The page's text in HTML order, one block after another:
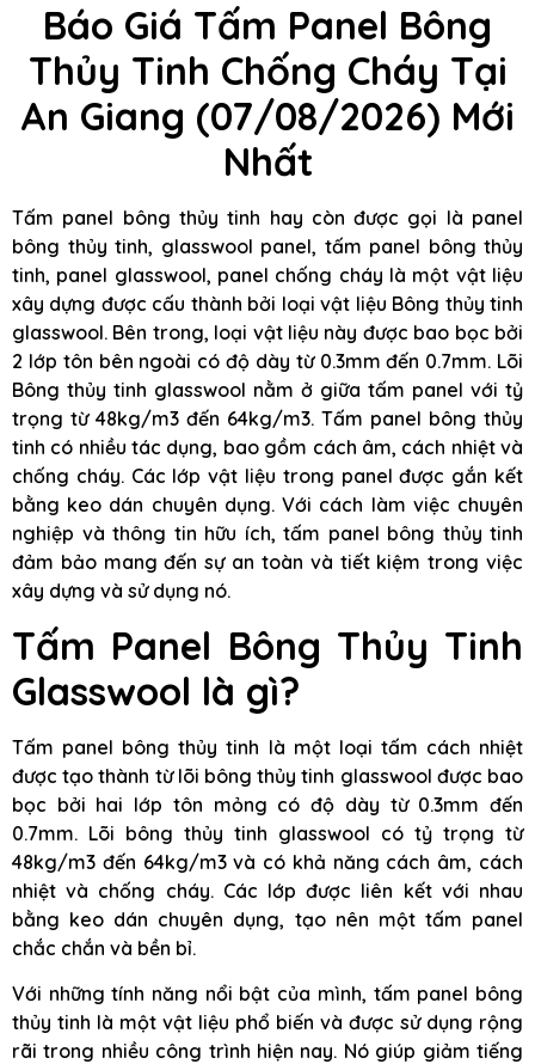
Báo Giá Tấm Panel Bông
Thủy Tinh Chống Cháy Tại
An Giang (07/08/2026) Mới
Nhất
Tấm panel bông thủy tinh hay còn được gọi là panel
bông thủy tinh, glasswool panel, tấm panel bông thủy
tinh, panel glasswool, panel chống cháy là một vật liệu
xây dựng được cấu thành bởi loại vật liệu Bông thủy tinh
glasswool. Bên trong, loại vật liệu này được bao bọc bởi
2 lớp tôn bên ngoài có độ dày từ 0.3mm đến 0.7mm. Lõi
Bông thủy tinh glasswool nằm ở giữa tấm panel với tỷ
trọng từ 48kg/m3 đến 64kg/m3. Tấm panel bông thủy
tinh có nhiều tác dụng, bao gồm cách âm, cách nhiệt và
chống cháy. Các lớp vật liệu trong panel được gắn kết
bằng keo dán chuyên dụng. Với cách làm việc chuyên
nghiệp và thông tin hữu ích, tấm panel bông thủy tinh
đảm bảo mang đến sự an toàn và tiết kiệm trong việc
xây dựng và sử dụng nó.
Tấm Panel Bông Thủy Tinh
Glasswool là gì?
Tấm panel bông thủy tinh là một loại tấm cách nhiệt
được tạo thành từ lõi bông thủy tinh glasswool được bao
bọc bởi hai lớp tôn mỏng có độ dày từ 0.3mm đến
0.7mm. Lõi bông thủy tinh glasswool có tỷ trọng từ
48kg/m3 đến 64kg/m3 và có khả năng cách âm, cách
nhiệt và chống cháy. Các lớp được liên kết với nhau
bằng keo dán chuyên dụng, tạo nên một tấm panel
chắc chắn và bền bỉ.
Với những tính năng nổi bật của mình, tấm panel bông
thủy tinh là một vật liệu phổ biến và được sử dụng rộng
rãi trong nhiều công trình hiện nay. Nó giúp giảm tiếng